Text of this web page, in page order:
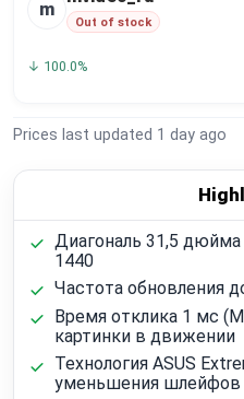
m
Out of stock
↓ 100.0%
Prices last updated 1 day ago
Диагональ 31,5
1440
Частота обновления
Время отклика 1 мс
картинки в движении
Технология ASUS
уменьшения шлейфов